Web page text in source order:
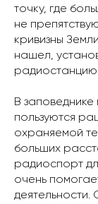
точку, где
не
кривизны
нашел,
радиостанцию
В
пользуются
охраняемой
больших
радиоспорт
очень
деятельности.